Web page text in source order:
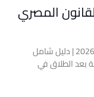
المصري
حقوق الزوجة بعد الطلاق في القانون المصري 2026 | دليل شامل
بعد الطلاق في